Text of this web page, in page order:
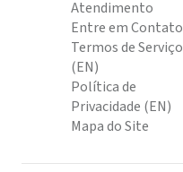
Atendimento
Entre em Contato
Termos de Serviço
(EN)
Política de
Privacidade (EN)
Mapa do Site